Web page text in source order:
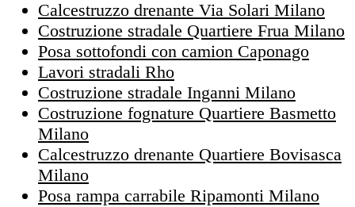
Calcestruzzo drenante Via Solari Milano
Costruzione stradale Quartiere Frua Milano
Posa sottofondi con camion Caponago
Lavori stradali Rho
Costruzione stradale Inganni Milano
Costruzione fognature Quartiere Basmetto
Milano
Calcestruzzo drenante Quartiere Bovisasca
Milano
Posa rampa carrabile Ripamonti Milano